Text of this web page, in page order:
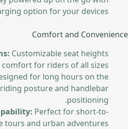
option for your devices.
Comfort and Convenience
Customizable seat heights
comfort for riders of all sizes.
for long hours on the
posture and handlebar
positioning.
Perfect for short-to-
tours and urban adventures.